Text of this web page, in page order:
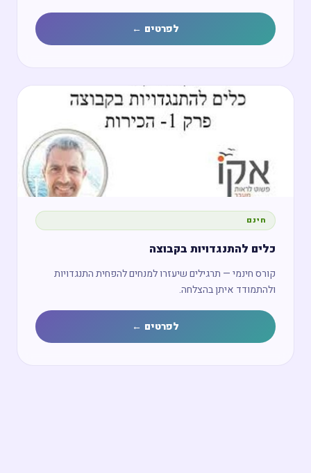
לפרטים ←
חינם
כלים להתנגדויות בקבוצה
קורס חינמי — תרגילים שיעזרו למנחים להפחית התנגדויות
ולהתמודד איתן בהצלחה.
לפרטים ←